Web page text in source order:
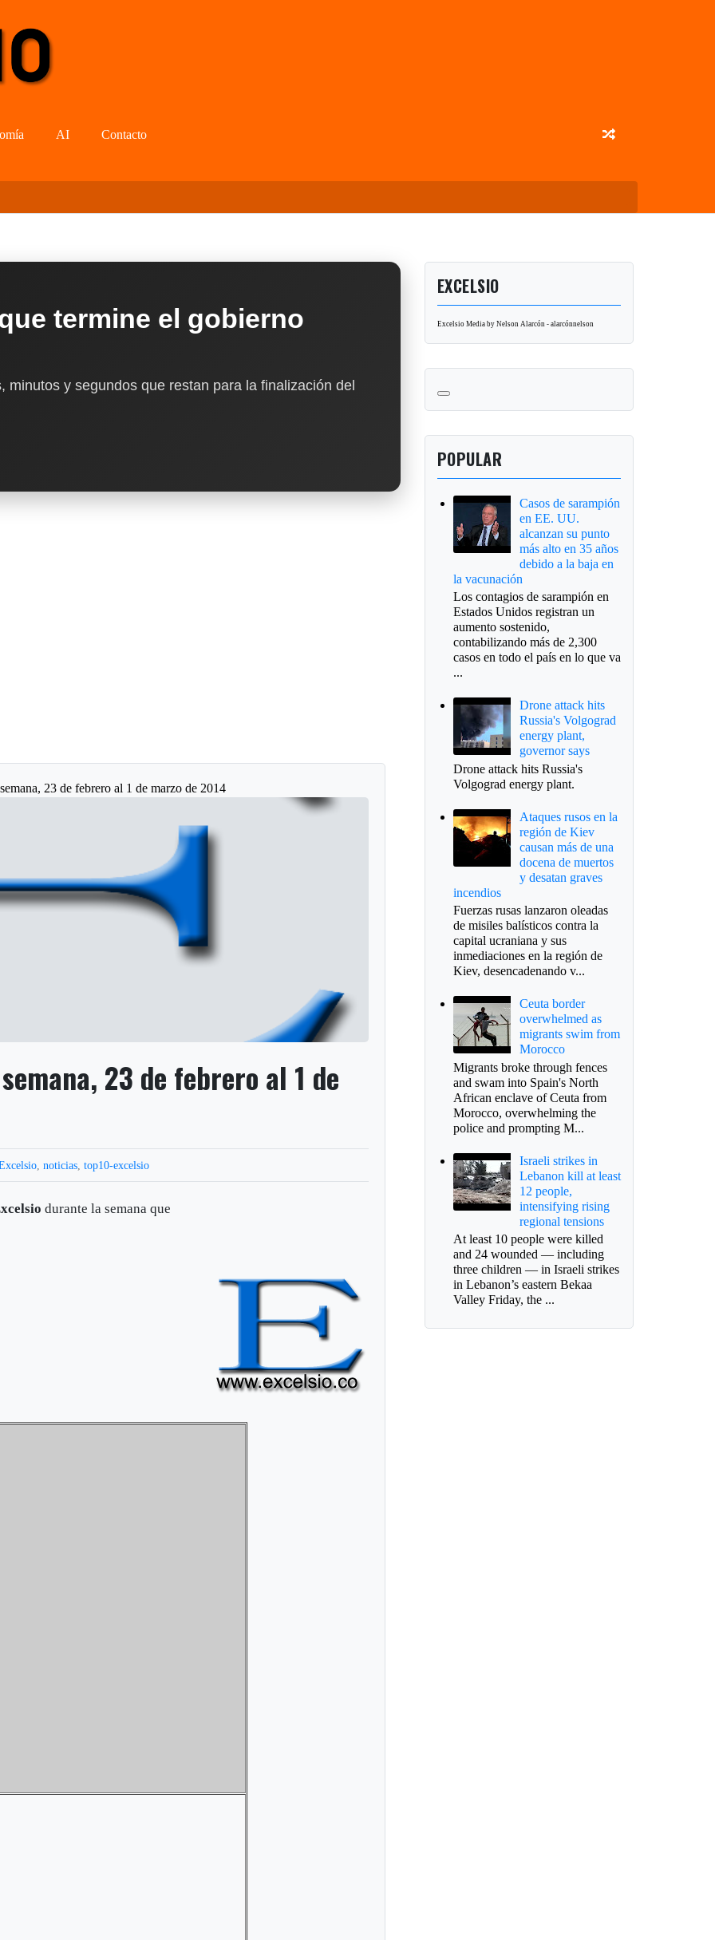
AI Contacto
termine el gobierno
y segundos que restan para la finalización del
23 de febrero al 1 de marzo de 2014
23 de febrero al 1 de
,noticias ,top10-excelsio
durante la semana que
EXCELSIO
Excelsio Media by Nelson Alarcón - alarcónnelson
POPULAR
Casos de sarampión
en EE. UU.
alcanzan su punto
más alto en 35 años
debido a la baja en
la vacunación
Los contagios de sarampión en
Estados Unidos registran un
aumento sostenido,
contabilizando más de 2,300
casos en todo el país en lo que va
...
Drone attack hits
Russia's Volgograd
energy plant,
governor says
Drone attack hits Russia's
Volgograd energy plant.
Ataques rusos en la
región de Kiev
causan más de una
docena de muertos
y desatan graves
incendios
Fuerzas rusas lanzaron oleadas
de misiles balísticos contra la
capital ucraniana y sus
inmediaciones en la región de
Kiev, desencadenando v...
Ceuta border
overwhelmed as
migrants swim from
Morocco
Migrants broke through fences
and swam into Spain's North
African enclave of Ceuta from
Morocco, overwhelming the
police and prompting M...
Israeli strikes in
Lebanon kill at least
12 people,
intensifying rising
regional tensions
At least 10 people were killed
and 24 wounded — including
three children — in Israeli strikes
in Lebanon’s eastern Bekaa
Valley Friday, the ...